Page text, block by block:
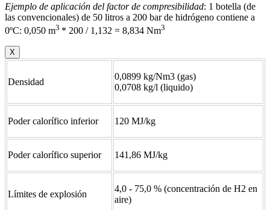
Ejemplo de aplicación del factor de compresibilidad: 1 botella (de
las convencionales) de 50 litros a 200 bar de hidrógeno contiene a
0ºC: 0,050 m3 * 200 / 1,132 = 8,834 Nm3
X
Densidad
0,0899 kg/Nm3 (gas)
0,0708 kg/l (liquido)
Poder calorífico inferior 120 MJ/kg
Poder calorífico superior 141,86 MJ/kg
Límites de explosión
4,0 - 75,0 % (concentración de H2 en
aire)